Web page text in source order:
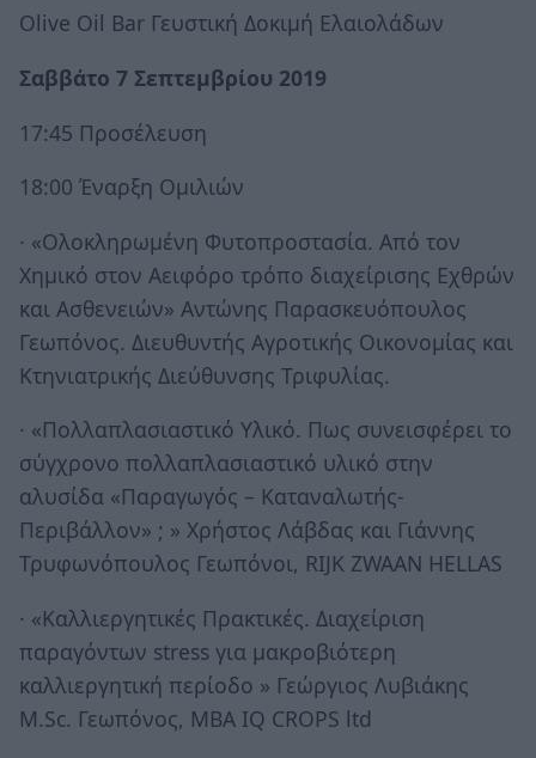
Olive Oil Bar Γευστική Δοκιμή Ελαιολάδων
Σαββάτο 7 Σεπτεμβρίου 2019
17:45 Προσέλευση
18:00 Έναρξη Ομιλιών
· «Ολοκληρωμένη Φυτοπροστασία. Από τον
Χημικό στον Αειφόρο τρόπο διαχείρισης Εχθρών
και Ασθενειών» Αντώνης Παρασκευόπουλος
Γεωπόνος. Διευθυντής Αγροτικής Οικονομίας και
Κτηνιατρικής Διεύθυνσης Τριφυλίας.
· «Πολλαπλασιαστικό Υλικό. Πως συνεισφέρει το
σύγχρονο πολλαπλασιαστικό υλικό στην
αλυσίδα «Παραγωγός – Καταναλωτής-
Περιβάλλον» ; » Χρήστος Λάβδας και Γιάννης
Τρυφωνόπουλος Γεωπόνοι, RIJK ZWAAN HELLAS
· «Καλλιεργητικές Πρακτικές. Διαχείριση
παραγόντων stress για μακροβιότερη
καλλιεργητική περίοδο » Γεώργιος Λυβιάκης
Μ.Sc. Γεωπόνος, ΜΒΑ IQ CROPS ltd